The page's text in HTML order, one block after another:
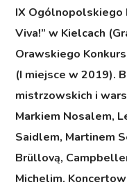
IX Ogólnopolskiego
Viva!” w Kielcach
Orawskiego
(I miejsce w 2019).
mistrzowskich i
Markiem Nosalem,
Saidlem, Martinem
Brüllovą,
Michelim.